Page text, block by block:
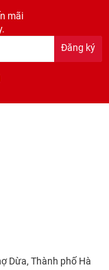
mãi
Đăng ký
Dừa, Thành phố Hà